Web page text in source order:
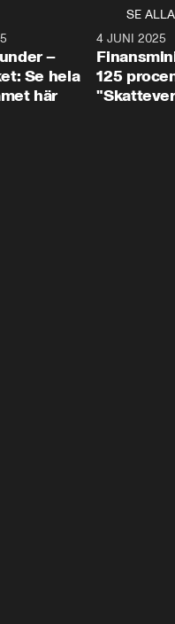
SE ALLA
4:29
–
Se hela
här
4 JUNI 2025
125